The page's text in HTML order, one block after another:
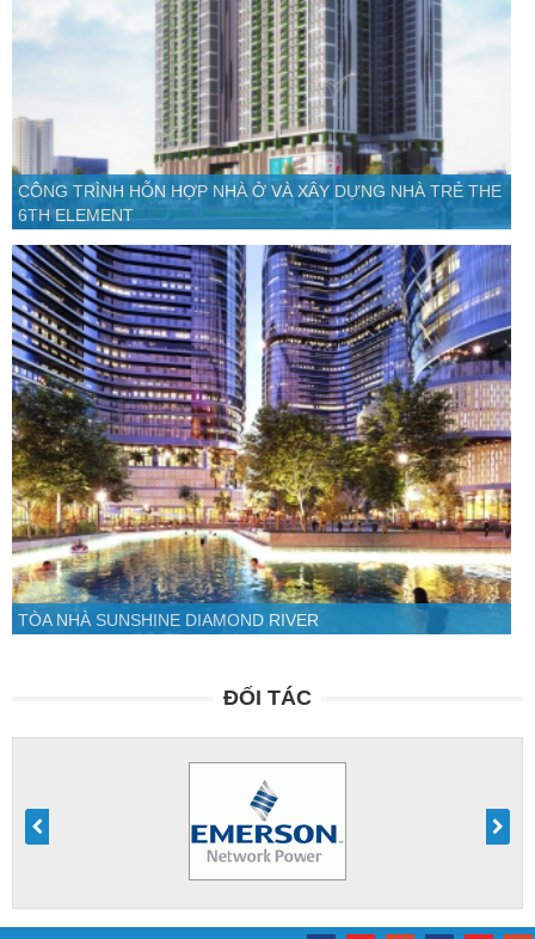
CÔNG TRÌNH HỖN HỢP NHÀ Ở VÀ XÂY DỰNG NHÀ TRẺ THE
6TH ELEMENT
TÒA NHÀ SUNSHINE DIAMOND RIVER
ĐỐI TÁC